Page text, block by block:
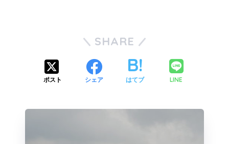
SHARE
ポスト シェア はてブ LINE